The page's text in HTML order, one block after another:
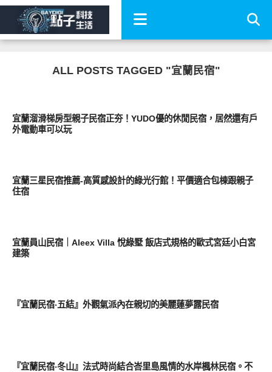
ALL POSTS TAGGED "宜蘭民宿"
宜蘭溜滑梯房型親子民宿正夯！YUDO優的休閒民宿，居然還有戶
外電動車可以玩
宜蘭三星民宿推薦-高質感設計的綠光行館！平價適合包棟跟親子
住宿
宜蘭員山民宿｜Aleex Villa 悅綠墅 飯店式規格的歐式宮廷小白宮
建築
『宜蘭民宿‧五結』外觀氣派內在親切的美麗蓮夢露民宿
『宜蘭民宿‧冬山』法式時尚結合峇里島風情的水岸楓林民宿。不